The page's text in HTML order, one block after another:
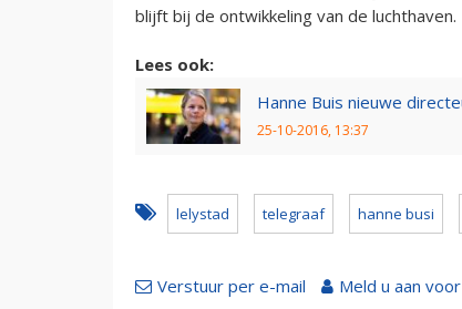
blijft bij de ontwikkeling van de luchthaven.
Lees ook:
Hanne Buis nieuwe
25-10-2016, 13:37
lelystad telegraaf hanne busi
Verstuur per e-mail Meld u aan